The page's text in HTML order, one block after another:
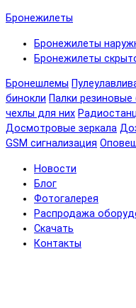
Бронежилеты
Бронежилеты
Бронежилеты
Бронешлемы
бинокли Палки
чехлы для них
Досмотровые зеркала
GSM сигнализация
Новости
Блог
Фотогалерея
Распродажа
Скачать
Контакты